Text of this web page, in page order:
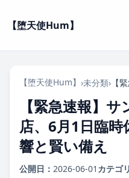
【堕天使Hum】
【堕天使Hum】 ›未分類›
【緊急速報】
店、6月1日臨
響と賢い備え
公開日： 2026-06-01 カテゴ